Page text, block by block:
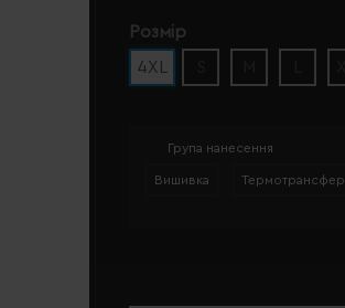
Розмір
4XL
Група нанесення
Вишивка Термотрансфер